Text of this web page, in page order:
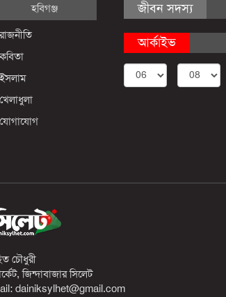
হবিগঞ্জ
রাজনীতি
কবিতা
ইসলাম
খেলাধুলা
যোগাযোগ
জীবন সদস্য
আর্কাইভ
চৌধুরী
জিন্দাবাজার সিলেট
dainiksylhet@gmail.com